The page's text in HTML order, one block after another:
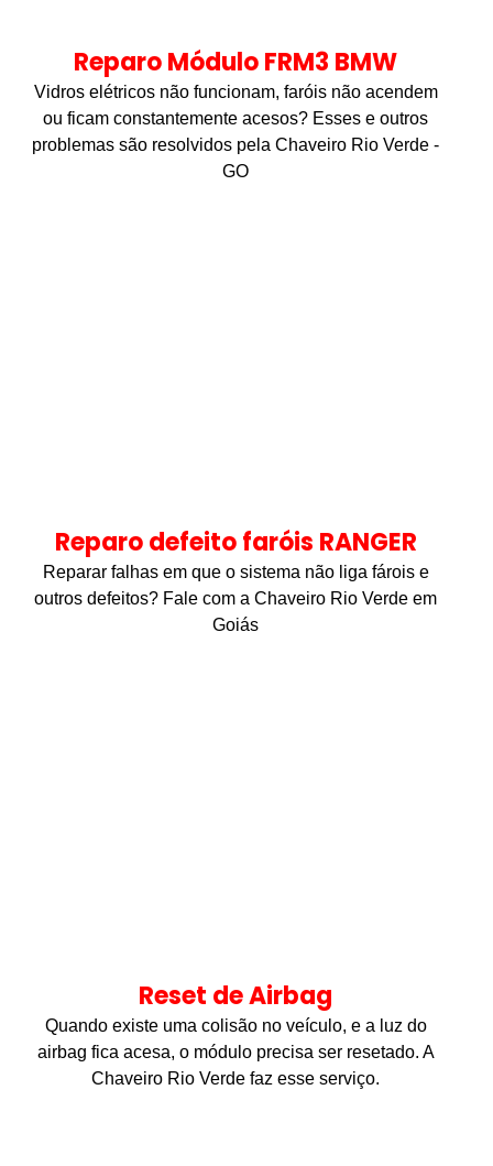
Reparo Módulo FRM3 BMW
Vidros elétricos não funcionam, faróis não acendem
ou ficam constantemente acesos? Esses e outros
problemas são resolvidos pela Chaveiro Rio Verde -
GO
Reparo defeito faróis RANGER
Reparar falhas em que o sistema não liga fárois e
outros defeitos? Fale com a Chaveiro Rio Verde em
Goiás
Reset de Airbag
Quando existe uma colisão no veículo, e a luz do
airbag fica acesa, o módulo precisa ser resetado. A
Chaveiro Rio Verde faz esse serviço.